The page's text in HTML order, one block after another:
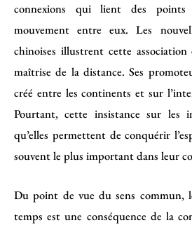
connexions qui lient des points
mouvement entre eux. Les
chinoises illustrent cette
maîtrise de la distance. Ses
créé entre les continents et sur
Pourtant, cette insistance sur les
qu’elles permettent de conquérir
souvent le plus important dans leur
Du point de vue du sens commun,
temps est une conséquence de la